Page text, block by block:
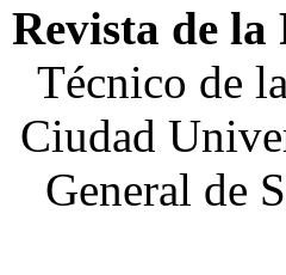
Revista de
Técnico de
Ciudad
General de